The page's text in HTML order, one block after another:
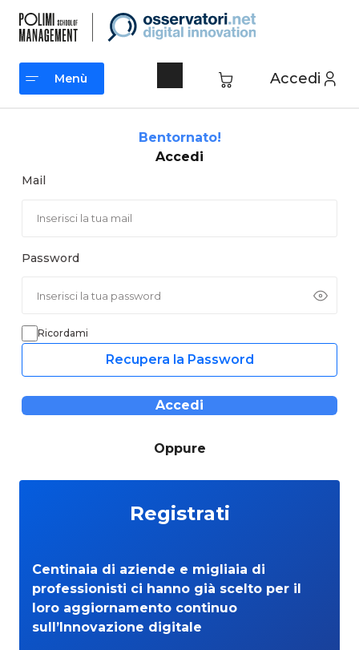
contenuto
Accedi
Menù
Bentornato!
Accedi
Mail
Password
Ricordami
Recupera la Password
Accedi
Oppure
Registrati
Centinaia di aziende e migliaia di
professionisti ci hanno già scelto per il
loro aggiornamento continuo
sull’Innovazione digitale